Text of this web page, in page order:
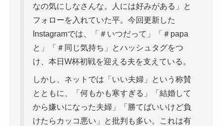
なの気にしなさんな。人には好みがある」と
フォローを入れていた平。今回更新した
Instagramでは、「＃いつだって」「＃papa
と」「＃同じ気持ち」とハッシュタグをつ
け、本日W杯初戦を迎える夫を支えている。
しかし、ネットでは「いい夫婦」という称賛
とともに、「何もかも寒すぎる」「結婚して
から嫌いになった夫婦」「勝てばいいけど負
けたらカッコ悪い」と批判も多い。これは有